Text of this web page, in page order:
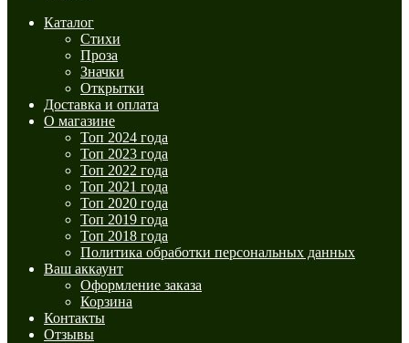
Каталог
Стихи
Проза
Значки
Открытки
Доставка и оплата
О магазине
Топ 2024 года
Топ 2023 года
Топ 2022 года
Топ 2021 года
Топ 2020 года
Топ 2019 года
Топ 2018 года
Политика обработки персональных данных
Ваш аккаунт
Оформление заказа
Корзина
Контакты
Отзывы